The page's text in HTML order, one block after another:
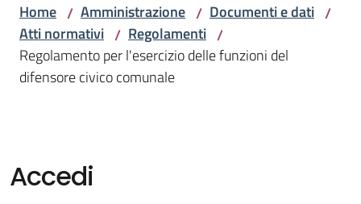
Amministrazione
Menu selezionato
Novità
Bentivoglio
Home / Amministrazione / Documenti e dati /
Atti normativi / Regolamenti /
Regolamento per l'esercizio delle funzioni del
difensore civico comunale
Accedi